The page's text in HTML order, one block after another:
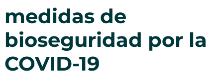
medidas de
bioseguridad por la
COVID-19